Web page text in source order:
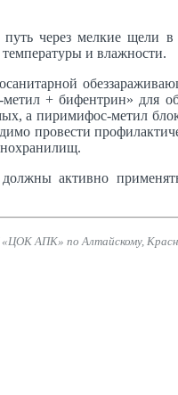
через мелкие щели
и влажности.
+ бифентрин» для
а пиримифос-метил
провести
активно
АПК» по Алтайскому,